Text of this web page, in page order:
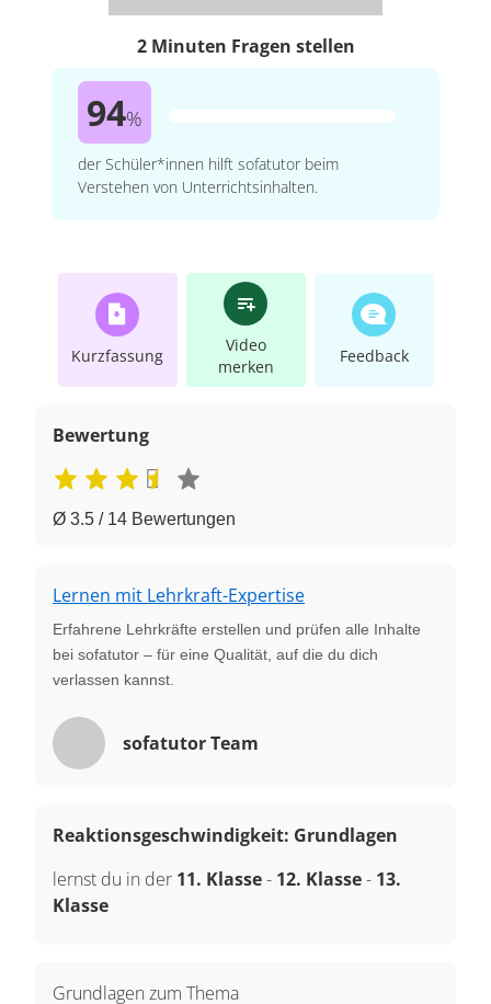
2 Minuten Fragen stellen
94%
der Schüler*innen hilft sofatutor beim
Verstehen von Unterrichtsinhalten.
Kurzfassung
Video
merken
Feedback
Bewertung
Ø 3.5 / 14 Bewertungen
Lernen mit Lehrkraft-Expertise
Erfahrene Lehrkräfte erstellen und prüfen alle Inhalte
bei sofatutor – für eine Qualität, auf die du dich
verlassen kannst.
sofatutor Team
Reaktionsgeschwindigkeit: Grundlagen
lernst du in der 11. Klasse- 12. Klasse- 13.
Klasse
Grundlagen zum Thema